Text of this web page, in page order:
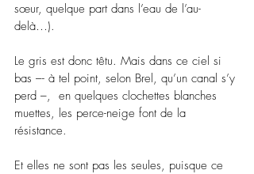
sœur, quelque part dans l’eau de l’au-
delà…).
Le gris est donc têtu. Mais dans ce ciel si
bas –- à tel point, selon Brel, qu’un canal s’y
perd –,  en quelques clochettes blanches
muettes, les perce-neige font de la
résistance.
Et elles ne sont pas les seules, puisque ce